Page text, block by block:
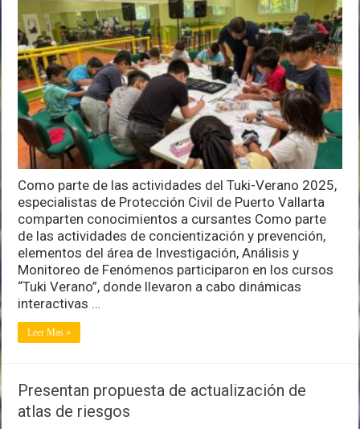
niños
de
Puerto
Vallarta
a
identificar
riesgos
cotidianos
Como parte de las actividades del Tuki-Verano 2025,
especialistas de Protección Civil de Puerto Vallarta
comparten conocimientos a cursantes Como parte
de las actividades de concientización y prevención,
elementos del área de Investigación, Análisis y
Monitoreo de Fenómenos participaron en los cursos
“Tuki Verano”, donde llevaron a cabo dinámicas
interactivas …
Leer Mas »
Presentan propuesta de actualización de
atlas de riesgos